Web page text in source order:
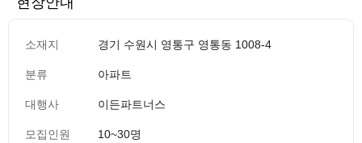
소재지 경기 수원시 영통구 영통동 1008-4
분류 아파트
대행사 이든파트너스
모집인원 10~30명